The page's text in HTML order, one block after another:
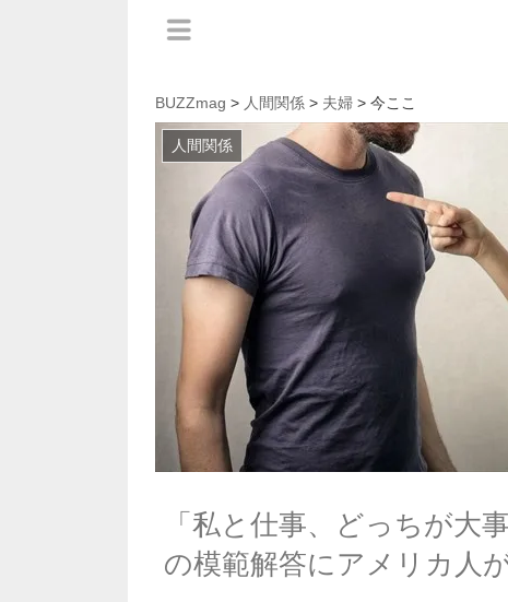
BUZZmag > 人間関係 > 夫婦 > 今ここ
人間関係
「私と仕事、どっちが大
の模範解答にアメリカ人